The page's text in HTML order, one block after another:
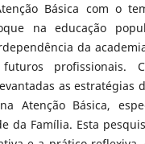
Básica com o
na educação
da
profissionais.
as estratégias
Atenção Básica,
da Família. Esta